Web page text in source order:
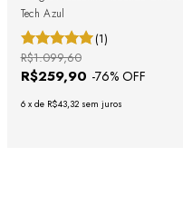
Tech Azul
(1)
R$259,90 -76% OFF
R$1.099,60
6 x de R$43,32 sem juros